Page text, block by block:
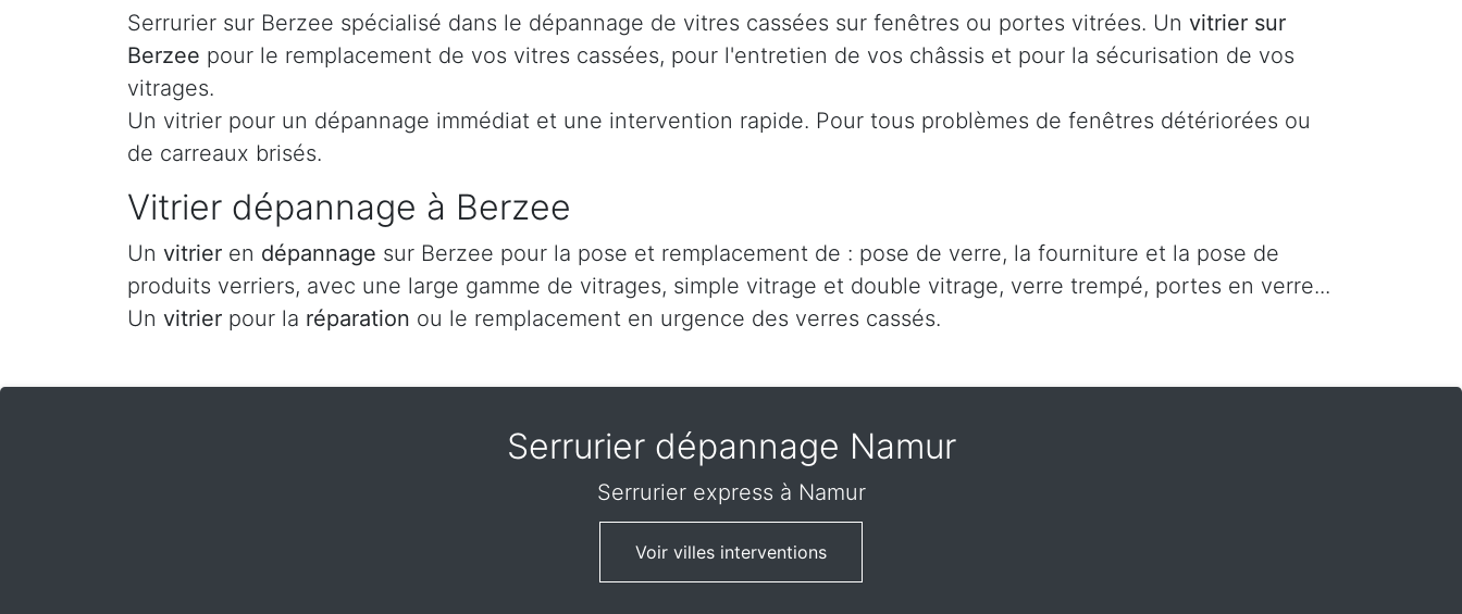
Serrurier sur Berzee spécialisé dans le dépannage de vitres cassées sur fenêtres ou portes vitrées. Un vitrier sur
Berzee pour le remplacement de vos vitres cassées, pour l'entretien de vos châssis et pour la sécurisation de vos
vitrages.
Un vitrier pour un dépannage immédiat et une intervention rapide. Pour tous problèmes de fenêtres détériorées ou
de carreaux brisés.
Vitrier dépannage à Berzee
Un vitrier en dépannage sur Berzee pour la pose et remplacement de : pose de verre, la fourniture et la pose de
produits verriers, avec une large gamme de vitrages, simple vitrage et double vitrage, verre trempé, portes en verre...
Un vitrier pour la réparation ou le remplacement en urgence des verres cassés.
Serrurier dépannage Namur
Serrurier express à Namur
Voir villes interventions